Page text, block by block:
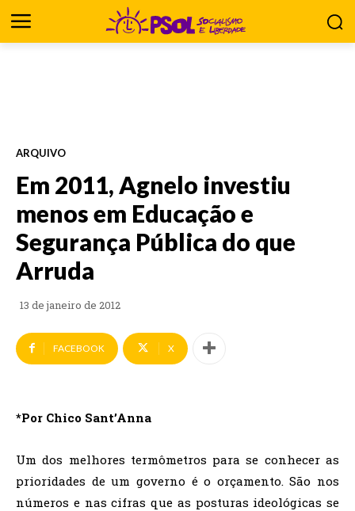
ARQUIVO
Em 2011, Agnelo investiu
menos em Educação e
Segurança Pública do que
Arruda
13 de janeiro de 2012
FACEBOOK X
*Por Chico Sant’Anna
Um dos melhores termômetros para se conhecer as
prioridades de um governo é o orçamento. São nos
números e nas cifras que as posturas ideológicas se